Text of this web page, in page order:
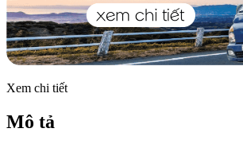
Xem chi tiết
Mô tả